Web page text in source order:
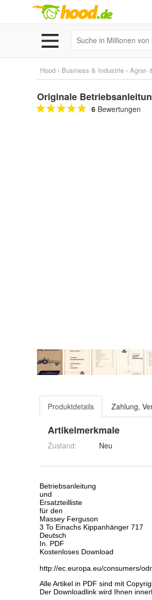
Hood › Business & Industrie › Agrar-
Originale
6 Bewertungen
Produktdetails Zahlung,
Artikelmerkmale
Zustand: Neu